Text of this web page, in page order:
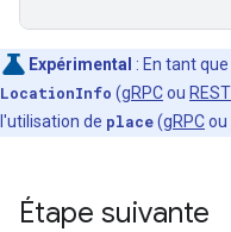
Expérimental : En tant
LocationInfo (gRPCou REST
l'utilisation de place(gRPCou
Étape suivante